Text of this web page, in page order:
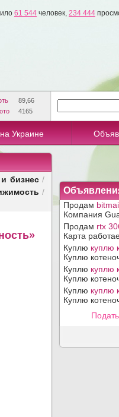
61 544 человек, 234 444
89,66
4165
Украине
бизнес/
/
Продам
Компания
Продам rtx
Карта
Куплю куплю
Куплю
Куплю куплю
Куплю
Куплю куплю
Куплю